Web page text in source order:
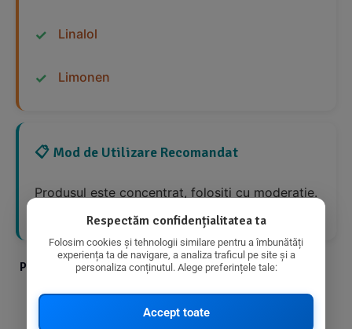
Linalol
Limonen
📋 Mod de Utilizare Recomandat
Produsul este concentrat, folosiți cu moderație.
Folosiți fără nici o reținere pentru duș și baie.
Produse din aceeasi categorie cu produsul ales
Respectăm confidențialitatea ta
Folosim cookies și tehnologii similare pentru a îmbunătăți
experiența ta de navigare, a analiza traficul pe site și a
personaliza conținutul. Alege preferințele tale:
Accept toate